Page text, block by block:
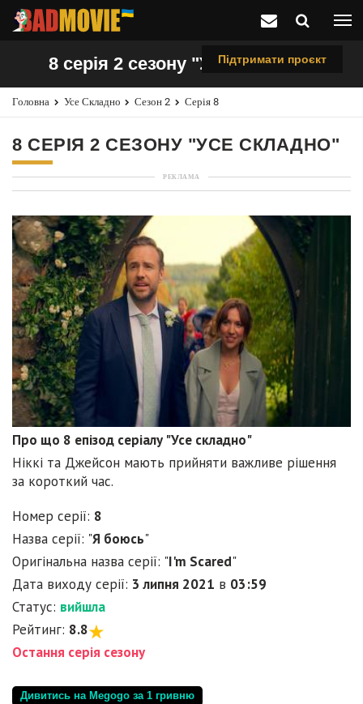
Підтримати проєкт
8 серія 2 сезону "Усе складно"
Головна Усе Складно Сезон 2 Серія 8
8 СЕРІЯ 2 СЕЗОНУ "УСЕ СКЛАДНО"
РЕКЛАМА
Про що 8 епізод серіалу "Усе складно"
Ніккі та Джейсон мають прийняти важливе рішення
за короткий час.
Номер серії: 8
Назва серії: "Я боюсь"
Оригінальна назва серії: "I'm Scared"
Дата виходу серії: 3 липня 2021 в 03:59
Статус: вийшла
Рейтинг: 8.8
Остання серія сезону
Дивитись на Megogo за 1 гривню